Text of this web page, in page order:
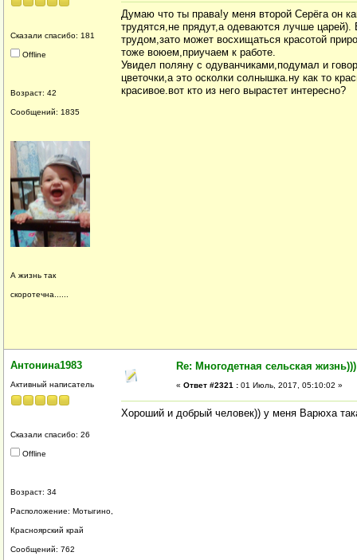
Сказали спасибо: 181
Offline
Возраст: 42
Сообщений: 1835
А жизнь так
скоротечна......
Думаю что ты права!у меня второй Серёга он
трудятся,не прядут,а одеваются лучше
трудом,зато может восхищаться красотой
тоже воюем,приучаем к работе.
Увидел поляну с одуванчиками,подумал и
цветочки,а это осколки солнышка.ну как то
красивое.вот кто из него вырастет интересно?
Антонина1983
Активный написатель
Сказали спасибо: 26
Offline
Возраст: 34
Расположение: Мотыгино,
Красноярский край
Сообщений: 762
Re: Многодетная сельская жизнь)))
« Ответ #2321 : 01 Июль, 2017, 05:10:02 »
Хороший и добрый человек)) у меня Варюха